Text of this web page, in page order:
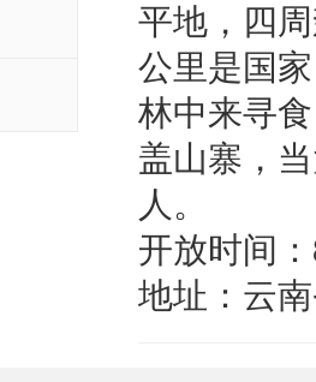
平地，四
公里是国
林中来寻
盖山寨，
人。
开放时间
地址：云